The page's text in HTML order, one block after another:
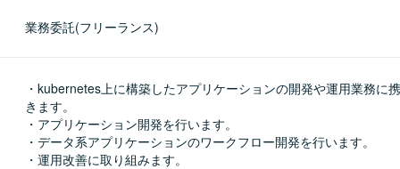
業務委託(フリーランス)
・kubernetes上に構築したアプリケーションの開発や運用業務に
きます。
・アプリケーション開発を行います。
・データ系アプリケーションのワークフロー開発を行います。
・運用改善に取り組みます。